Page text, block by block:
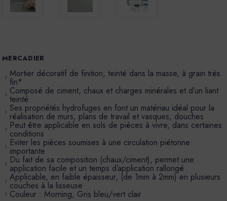
MERCADIER
Mortier décoratif de finition, teinté dans la masse, à grain très
fin*
Composé de ciment, chaux et charges minérales et d’un liant
teinté
Ses propriétés hydrofuges en font un matériau idéal pour la
réalisation de murs, plans de travail et vasques, douches
Peut être applicable en sols de pièces à vivre, dans certaines
conditions
Eviter les pièces soumises à une circulation piétonne
importante
Du fait de sa composition (chaux/ciment), permet une
application facile et un temps d’application rallongé
Applicable, en faible épaisseur, (de 1mm à 2mm) en plusieurs
couches à la lisseuse
Couleur : Morning, Gris bleu/vert clair